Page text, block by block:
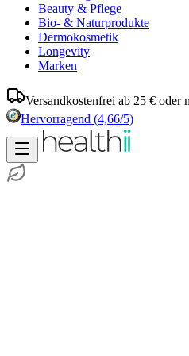
Beauty & Pflege
Bio- & Naturprodukte
Dermokosmetik
Longevity
Marken
Versandkostenfrei ab 25 € oder
Hervorragend (4,66/5)